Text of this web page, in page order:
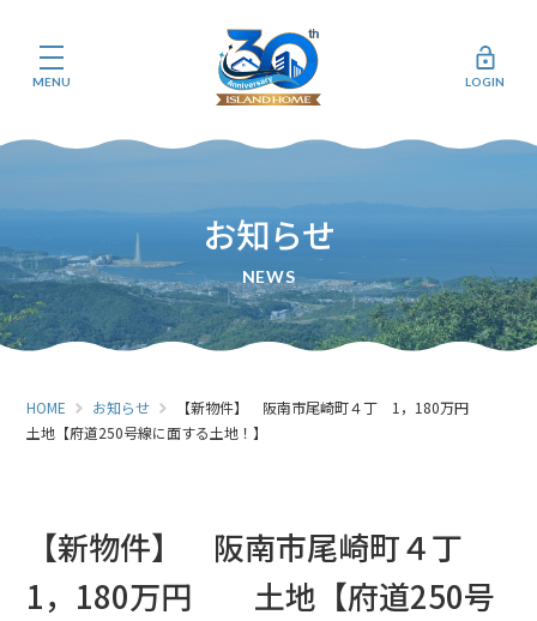
MENU LOGIN
お知らせ
HOME お知らせ
【新物件】 阪南市尾崎町４丁 1，180万円
土地【府道250号線に面する土地！】
【新物件】 阪南市尾崎町４丁
1，180万円 土地【府道250号